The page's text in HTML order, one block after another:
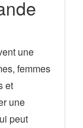
une
femmes
et
une
peut